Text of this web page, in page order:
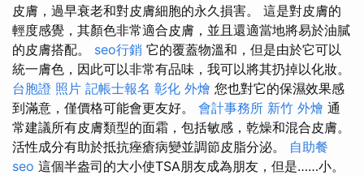
皮膚，過早衰老和對皮膚細胞的永久損害。 這是對皮膚的
輕度感覺，其顏色非常適合皮膚，並且還適當地將易於油膩
的皮膚搭配。 seo行銷 它的覆蓋物溫和，但是由於它可以
統一膚色，因此可以非常有品味，我可以將其扔掉以化妝。
台胞證 照片 記帳士報名 彰化 外燴 您也對它的保濕效果感
到滿意，僅價格可能會更友好。 會計事務所 新竹 外燴 通
常建議所有皮膚類型的面霜，包括敏感，乾燥和混合皮膚。
活性成分有助於抵抗痤瘡病變並調節皮脂分泌。 自助餐
seo 這個半盎司的大小使TSA朋友成為朋友，但是……小。